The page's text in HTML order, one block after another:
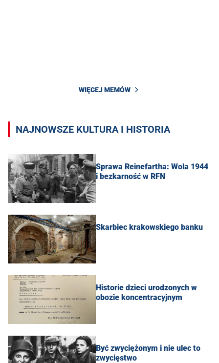
WIĘCEJ MEMÓW
NAJNOWSZE KULTURA I HISTORIA
Sprawa Reinefartha: Wola 1944
i bezkarność w RFN
Skarbiec krakowskiego banku
Historie dzieci urodzonych w
obozie koncentracyjnym
Być zwyciężonym i nie ulec to
zwycięstwo